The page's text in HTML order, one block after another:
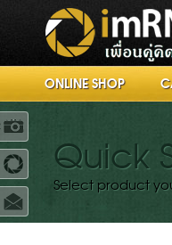
ONLINE SHOP
Quick
Select product